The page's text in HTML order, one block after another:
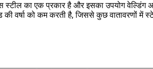
का एक प्रकार है और इसका उपयोग वेल्डिंग
की वर्षा को कम करती है, जिससे कुछ वातावरणों